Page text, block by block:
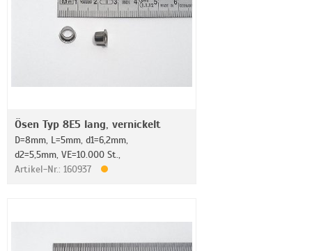
Ösen Typ 8E5 lang, vernickelt
D=8mm, L=5mm, d1=6,2mm,
d2=5,5mm, VE=10.000 St.,
Artikel-Nr.: 160937